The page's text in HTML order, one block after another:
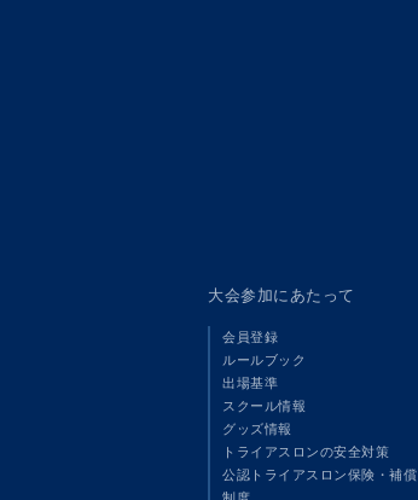
大会参加にあたって
会員登録
ルールブック
出場基準
スクール情報
グッズ情報
トライアスロンの安全対策
公認トライアスロン保険・補償